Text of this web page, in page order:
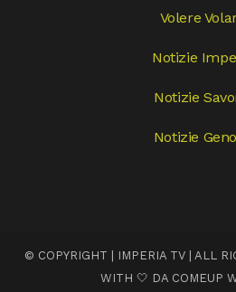
Volere
Notizie
Notizie
Notizie
© COPYRIGHT | IMPERIA TV | ALL
WITH 🤍 DA COMEUP